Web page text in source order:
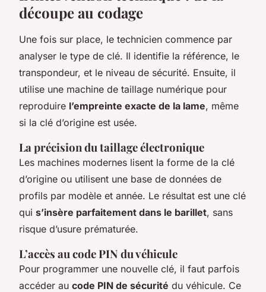
découpe au codage
Une fois sur place, le technicien commence par
analyser le type de clé. Il identifie la référence, le
transpondeur, et le niveau de sécurité. Ensuite, il
utilise une machine de taillage numérique pour
reproduire l’empreinte exacte de la lame, même
si la clé d’origine est usée.
La précision du taillage électronique
Les machines modernes lisent la forme de la clé
d’origine ou utilisent une base de données de
profils par modèle et année. Le résultat est une clé
qui s’insère parfaitement dans le barillet, sans
risque d’usure prématurée.
L’accès au code PIN du véhicule
Pour programmer une nouvelle clé, il faut parfois
accéder au code PIN de sécurité du véhicule. Ce